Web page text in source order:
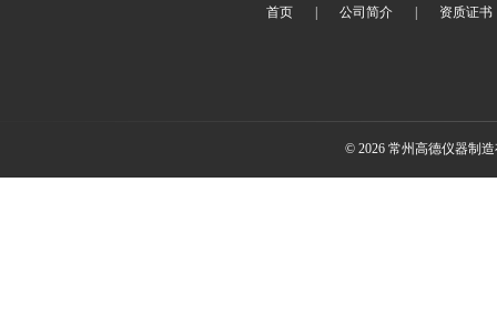
首页 公司简介 资质证书
© 2026 常州高德仪器制